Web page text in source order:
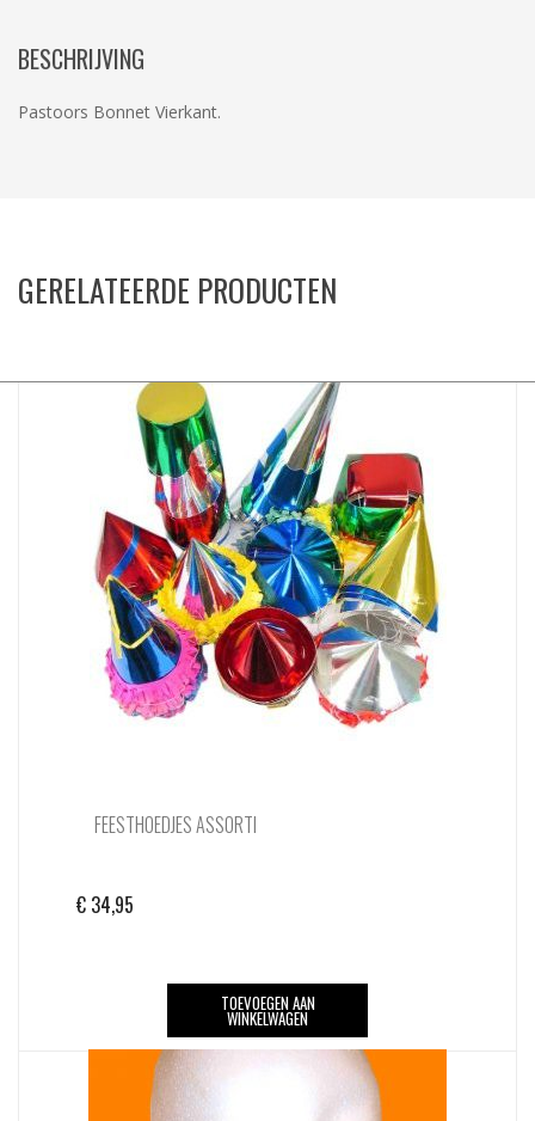
BESCHRIJVING
Pastoors Bonnet Vierkant.
GERELATEERDE PRODUCTEN
FEESTHOEDJES ASSORTI
€ 34,95
TOEVOEGEN AAN
WINKELWAGEN